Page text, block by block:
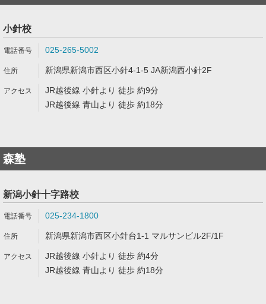
小針校
025-265-5002
新潟県新潟市西区小針4-1-5 JA新潟西小針2F
JR越後線 小針より 徒歩 約9分
JR越後線 青山より 徒歩 約18分
森塾
新潟小針十字路校
025-234-1800
新潟県新潟市西区小針台1-1 マルサンビル2F/1F
JR越後線 小針より 徒歩 約4分
JR越後線 青山より 徒歩 約18分